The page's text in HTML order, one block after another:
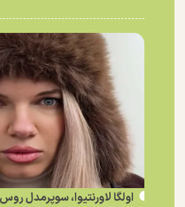
اولگا لاورنتیوا، سوپرمدل